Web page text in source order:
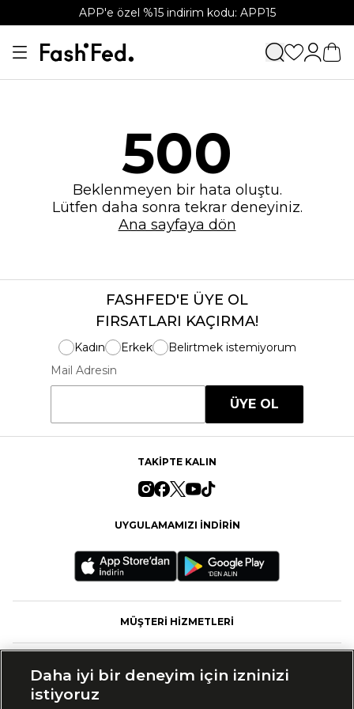
APP'e özel %15 indirim kodu: APP15
500
Beklenmeyen bir hata oluştu.
Lütfen daha sonra tekrar deneyiniz.
Ana sayfaya dön
FASHFED'E ÜYE OL
FIRSATLARI KAÇIRMA!
Kadın Erkek
Belirtmek istemiyorum
Mail Adresin
ÜYE OL
TAKİPTE KALIN
UYGULAMAMIZI İNDİRİN
MÜŞTERİ HİZMETLERİ
Daha iyi bir deneyim için izninizi
istiyoruz